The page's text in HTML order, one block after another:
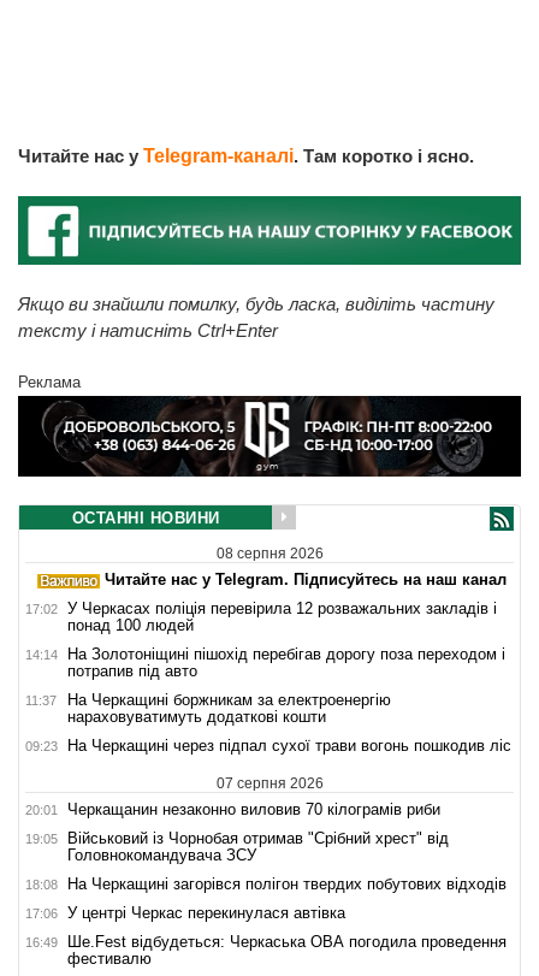
Читайте нас у Telegram-каналі. Там коротко і ясно.
Якщо ви знайшли помилку, будь ласка, виділіть частину
тексту і натисніть Ctrl+Enter
Реклама
ОСТАННІ НОВИНИ
08 серпня 2026
Читайте нас у Telegram. Підписуйтесь на наш канал
17:02
У Черкасах поліція перевірила 12 розважальних закладів і
понад 100 людей
14:14
На Золотоніщині пішохід перебігав дорогу поза переходом і
потрапив під авто
11:37
На Черкащині боржникам за електроенергію
нараховуватимуть додаткові кошти
09:23 На Черкащині через підпал сухої трави вогонь пошкодив ліс
07 серпня 2026
20:01 Черкащанин незаконно виловив 70 кілограмів риби
19:05
Військовий із Чорнобая отримав "Срібний хрест" від
Головнокомандувача ЗСУ
18:08 На Черкащині загорівся полігон твердих побутових відходів
17:06 У центрі Черкас перекинулася автівка
16:49
Ше.Fest відбудеться: Черкаська ОВА погодила проведення
фестивалю